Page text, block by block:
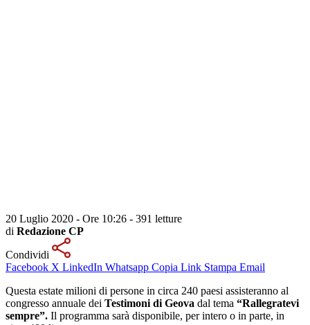
20 Luglio 2020 - Ore 10:26 - 391 letture
di Redazione CP
Condividi
Facebook X LinkedIn Whatsapp Copia Link Stampa Email
Questa estate milioni di persone in circa 240 paesi assisteranno al
congresso annuale dei Testimoni di Geova dal tema “Rallegratevi
sempre”. Il programma sarà disponibile, per intero o in parte, in